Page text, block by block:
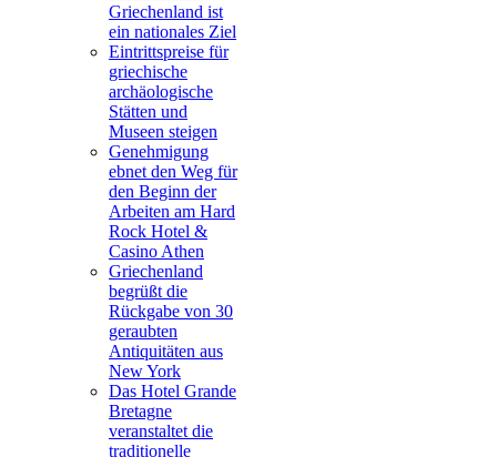
Griechenland ist
ein nationales Ziel
Eintrittspreise für
griechische
archäologische
Stätten und
Museen steigen
Genehmigung
ebnet den Weg für
den Beginn der
Arbeiten am Hard
Rock Hotel &
Casino Athen
Griechenland
begrüßt die
Rückgabe von 30
geraubten
Antiquitäten aus
New York
Das Hotel Grande
Bretagne
veranstaltet die
traditionelle